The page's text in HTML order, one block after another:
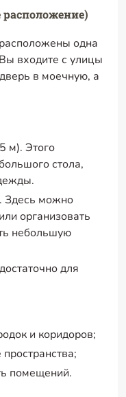
одна
входите с улицы
в моечную, а
м). Этого
стола,
Здесь можно
организовать
небольшую
для
и коридоров;
помещений.